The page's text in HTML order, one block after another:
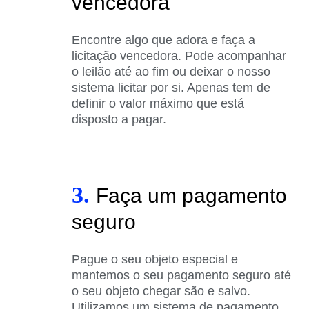
Encontre algo que adora e faça a
licitação vencedora. Pode acompanhar
o leilão até ao fim ou deixar o nosso
sistema licitar por si. Apenas tem de
definir o valor máximo que está
disposto a pagar.
3. Faça um pagamento
seguro
Pague o seu objeto especial e
mantemos o seu pagamento seguro até
o seu objeto chegar são e salvo.